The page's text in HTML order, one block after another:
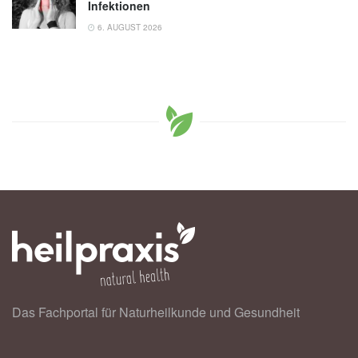
Infektionen
6. AUGUST 2026
Das Fachportal für Naturheilkunde und Gesundheit